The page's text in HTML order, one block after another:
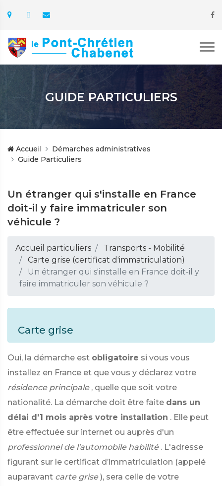
GUIDE PARTICULIERS
Accueil
Démarches administratives
Guide Particuliers
Un étranger qui s'installe en France
doit-il y faire immatriculer son
véhicule ?
Accueil particuliers
Transports - Mobilité
Carte grise (certificat d'immatriculation)
Un étranger qui s'installe en France doit-il y
faire immatriculer son véhicule ?
Carte grise
Oui, la démarche est obligatoire si vous vous
installez en France et que vous y déclarez votre
résidence principale , quelle que soit votre
nationalité. La démarche doit être faite dans un
délai d'1 mois après votre installation . Elle peut
être effectuée sur internet ou auprès d'un
professionnel de l'automobile habilité . L'adresse
figurant sur le certificat d’immatriculation (appelé
auparavant carte grise ), sera celle de votre